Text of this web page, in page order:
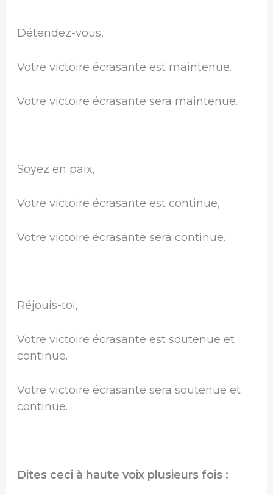
Détendez-vous,
Votre victoire écrasante est maintenue.
Votre victoire écrasante sera maintenue.
Soyez en paix,
Votre victoire écrasante est continue,
Votre victoire écrasante sera continue.
Réjouis-toi,
Votre victoire écrasante est soutenue et
continue.
Votre victoire écrasante sera soutenue et
continue.
Dites ceci à haute voix plusieurs fois :